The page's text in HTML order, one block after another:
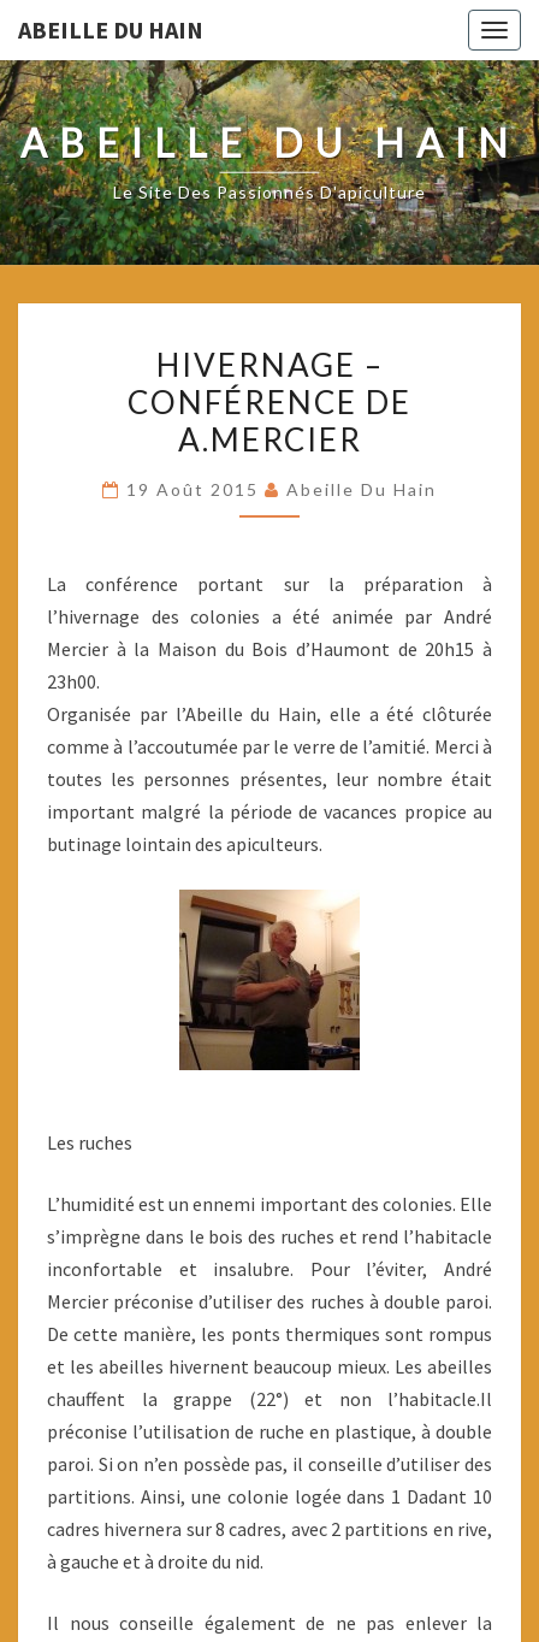
ABEILLE DU HAIN
ABEILLE DU HAIN
Le Site Des Passionnés D'apiculture
–
CONFÉRENCE
DE
HIVERNAGE –
CONFÉRENCE DE
A.MERCIER
19 Août 2015 Abeille Du Hain
La conférence portant sur la préparation à
l’hivernage des colonies a été animée par André
Mercier à la Maison du Bois d’Haumont de 20h15 à
23h00.
Organisée par l’Abeille du Hain, elle a été clôturée
comme à l’accoutumée par le verre de l’amitié. Merci à
toutes les personnes présentes, leur nombre était
important malgré la période de vacances propice au
butinage lointain des apiculteurs.
Les ruches
L’humidité est un ennemi important des colonies. Elle
s’imprègne dans le bois des ruches et rend l’habitacle
inconfortable et insalubre. Pour l’éviter, André
Mercier préconise d’utiliser des ruches à double paroi.
De cette manière, les ponts thermiques sont rompus
et les abeilles hivernent beaucoup mieux. Les abeilles
chauffent la grappe (22°) et non l’habitacle.Il
préconise l’utilisation de ruche en plastique, à double
paroi. Si on n’en possède pas, il conseille d’utiliser des
partitions. Ainsi, une colonie logée dans 1 Dadant 10
cadres hivernera sur 8 cadres, avec 2 partitions en rive,
à gauche et à droite du nid.
Il nous conseille également de ne pas enlever la